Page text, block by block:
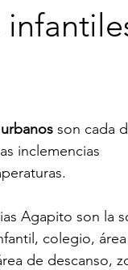
infantiles Play
son cada
inclemencias
Agapito son la
colegio,
de descanso,